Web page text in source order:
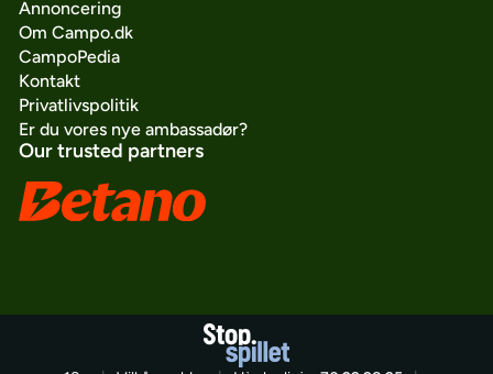
Annoncering
Om Campo.dk
CampoPedia
Kontakt
Privatlivspolitik
Er du vores nye ambassadør?
Our trusted partners